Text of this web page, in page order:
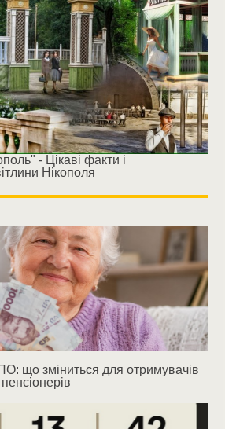
- Цікаві факти і
Нікополя
що зміниться для отримувачів